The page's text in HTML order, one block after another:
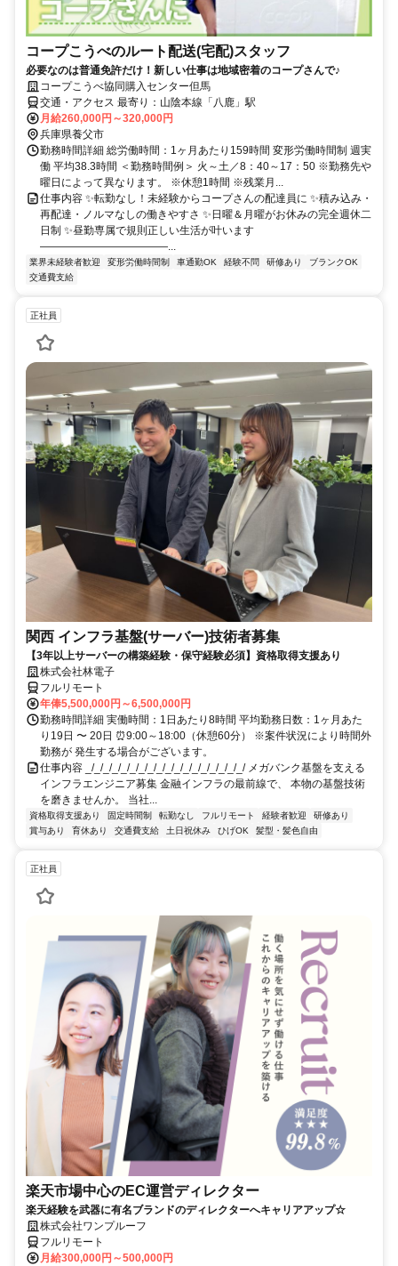
コープこうべのルート配送(宅配)スタッフ
必要なのは普通免許だけ！新しい仕事は地域密着のコープさんで♪
コープこうべ協同購入センター但馬
交通・アクセス 最寄り：山陰本線「八鹿」駅
月給260,000円～320,000円
兵庫県養父市
勤務時間詳細 総労働時間：1ヶ月あたり159時間 変形労働時間制 週実
働 平均38.3時間 ＜勤務時間例＞ 火～土／8：40～17：50 ※勤務先や
曜日によって異なります。 ※休憩1時間 ※残業月...
仕事内容 ✨転勤なし！未経験からコープさんの配達員に ✨積み込み・
再配達・ノルマなしの働きやすさ ✨日曜＆月曜がお休みの完全週休二
日制 ✨昼勤専属で規則正しい生活が叶います
――――――――――――...
業界未経験者歓迎 変形労働時間制 車通勤OK 経験不問 研修あり
ブランクOK
交通費支給
正社員
関西 インフラ基盤(サーバー)技術者募集
【3年以上サーバーの構築経験・保守経験必須】資格取得支援あり
株式会社林電子
フルリモート
年俸5,500,000円～6,500,000円
勤務時間詳細 実働時間：1日あたり8時間 平均勤務日数：1ヶ月あた
り19日 〜 20日 ⏰9:00～18:00（休憩60分） ※案件状況により時間外
勤務が 発生する場合がございます。
仕事内容 _/_/_/_/_/_/_/_/_/_/_/_/_/_/_/_/_/_/ メガバンク基盤を支える
インフラエンジニア募集 金融インフラの最前線で、 本物の基盤技術
を磨きませんか。 当社...
資格取得支援あり 固定時間制 転勤なし フルリモート 経験者歓迎
研修あり
賞与あり
育休あり 交通費支給 土日祝休み ひげOK 髪型・髪色自由
正社員
楽天市場中心のEC運営ディレクター
楽天経験を武器に有名ブランドのディレクターへキャリアアップ☆
株式会社ワンプルーフ
フルリモート
月給300,000円～500,000円